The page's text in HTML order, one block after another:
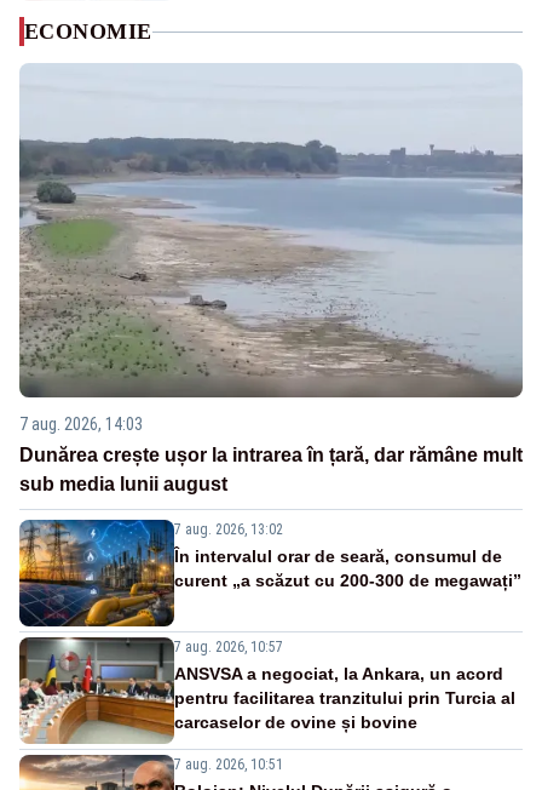
ECONOMIE
7 aug. 2026, 14:03
Dunărea crește ușor la intrarea în țară, dar rămâne mult
sub media lunii august
7 aug. 2026, 13:02
În intervalul orar de seară, consumul de
curent „a scăzut cu 200-300 de megawați”
7 aug. 2026, 10:57
ANSVSA a negociat, la Ankara, un acord
pentru facilitarea tranzitului prin Turcia al
carcaselor de ovine și bovine
7 aug. 2026, 10:51